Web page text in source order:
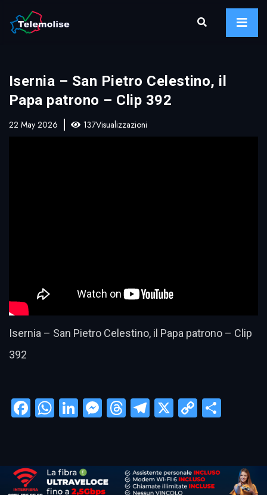
Isernia – San Pietro Celestino, il
Papa patrono – Clip 392
22 May 2026 137Visualizzazioni
Isernia – San Pietro Celestino, il Papa patrono – Clip
392
Facebook
WhatsApp
LinkedIn
Messenger
Threads
Telegram
X
Copy